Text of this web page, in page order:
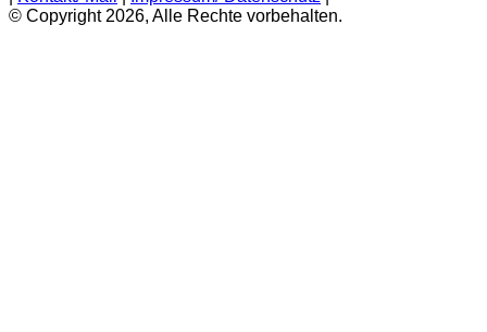
© Copyright 2026, Alle Rechte vorbehalten.